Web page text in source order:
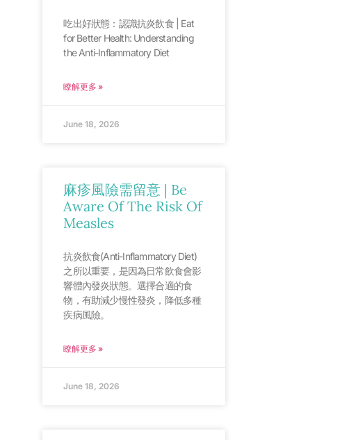
吃出好狀態：認識抗炎飲食 | Eat
for Better Health: Understanding
the Anti-Inflammatory Diet
瞭解更多 »
June 18, 2026
麻疹風險需留意 | Be
Aware Of The Risk Of
Measles
抗炎飲食(Anti-Inflammatory Diet)
之所以重要，是因為日常飲食會影
響體內發炎狀態。選擇合適的食
物，有助減少慢性發炎，降低多種
疾病風險。
瞭解更多 »
June 18, 2026